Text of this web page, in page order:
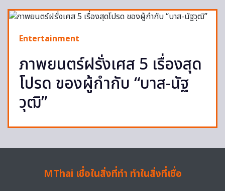
Entertainment
ภาพยนตร์ฝรั่งเศส 5 เรื่องสุด
โปรด ของผู้กำกับ “บาส-นัฐ
วุฒิ”
MThai เชื่อในสิ่งที่ทำ ทำในสิ่งที่เชื่อ